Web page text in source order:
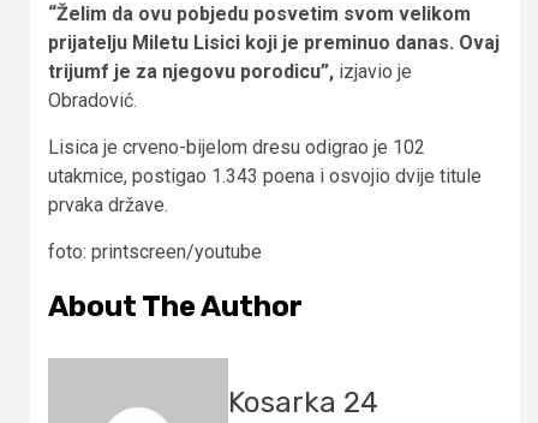
“Želim da ovu pobjedu posvetim svom velikom
prijatelju Miletu Lisici koji je preminuo danas. Ovaj
trijumf je za njegovu porodicu”, izjavio je
Obradović.
Lisica je crveno-bijelom dresu odigrao je 102
utakmice, postigao 1.343 poena i osvojio dvije titule
prvaka države.
foto: printscreen/youtube
About The Author
Kosarka 24